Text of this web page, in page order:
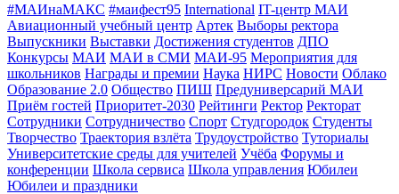
#МАИнаМАКС #маифест95 International IT-центр МАИ
Авиационный учебный центр Артек Выборы ректора
Выпускники Выставки Достижения студентов ДПО
Конкурсы МАИ МАИ в СМИ МАИ-95 Мероприятия для
школьников Награды и премии Наука НИРС Новости Облако
Образование 2.0 Общество ПИШ Предуниверсарий МАИ
Приём гостей Приоритет-2030 Рейтинги Ректор Ректорат
Сотрудники Сотрудничество Спорт Студгородок Студенты
Творчество Траектория взлёта Трудоустройство Туториалы
Университетские среды для учителей Учёба Форумы и
конференции Школа сервиса Школа управления Юбилеи
Юбилеи и праздники